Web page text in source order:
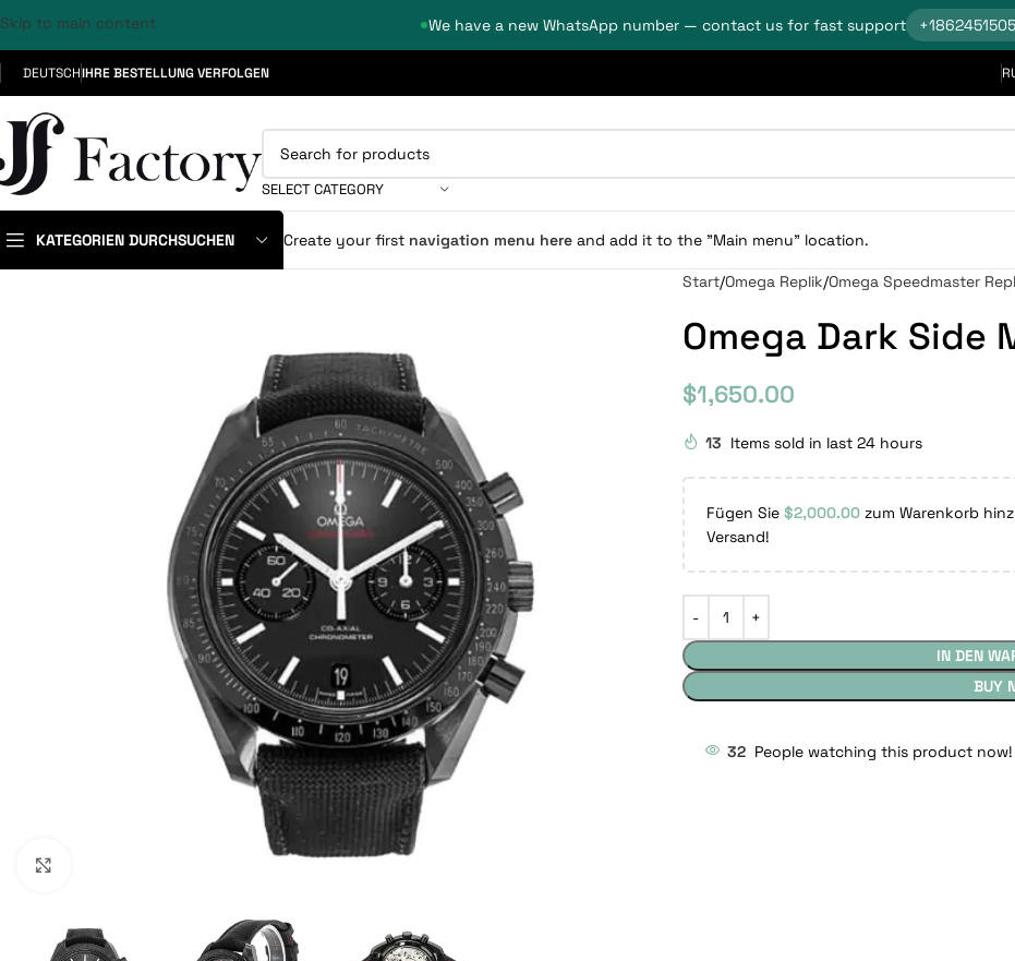
We have a new WhatsApp number — contact us for fast support
Skip to main content
DEUTSCHIHRE BESTELLUNG VERFOLGEN
SELECT CATEGORY
KATEGORIEN DURCHSUCHEN Create your first navigation menu here and add it to the "Main menu" location.
Start Omega Replik Omega Speedmaster
Omega Dark Side
$1,650.00
13 Items sold in last 24 hours
Fügen Sie $2,000.00zum Warenkorb
Versand!
IN DEN
BUY
32 People watching this product now!